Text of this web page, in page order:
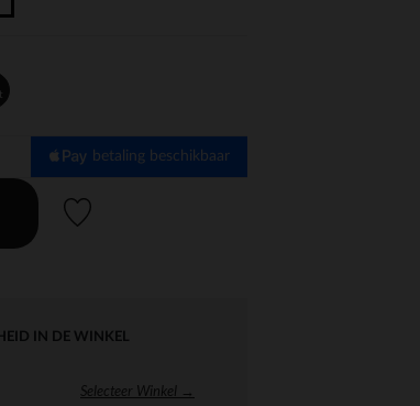
betaling beschikbaar
IN DE WINKEL
Selecteer Winkel →